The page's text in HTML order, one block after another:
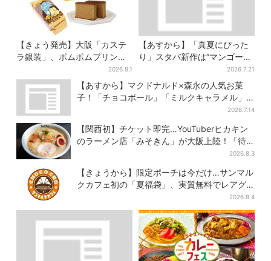
【きょう発売】大阪「カステ
ラ銀装」、ポムポムプリンと
初コラボ 紙袋まで限定デザ
インに
2026.8.1
【あすから】「真夏にぴった
り」スタバ新作は“マンゴー×
オレンジ”、果肉ごろっと…さ
っぱり3種が登場
2026.7.21
【あすから】マクドナルド×森永の人気お菓
子！「チョコボール」「ミルクキャラメル」
があのスイーツに変身…6年ぶり復活シェイク
2026.7.14
【関西初】チケット即完…YouTuberヒカキン
のラーメン店「みそきん」が大阪上陸！「待
2026.8.3
【きょうから】限定ポーチは今だけ…サンマル
クカフェ初の「夏福袋」、実質無料でレアグ
2026.8.4